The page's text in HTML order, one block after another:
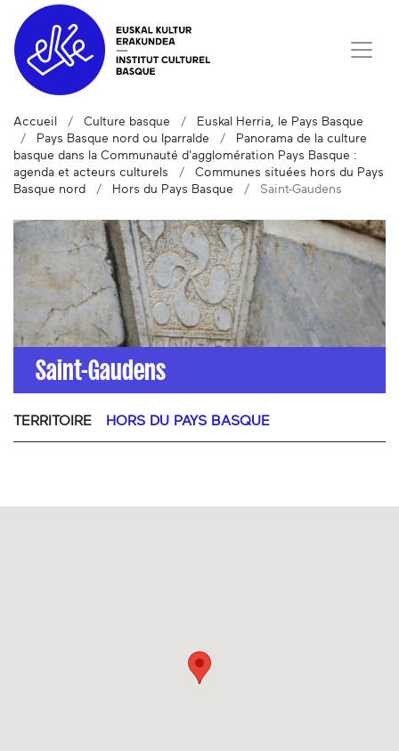
Accueil Culture basque
Euskal Herria, le Pays Basque
Pays Basque nord ou Iparralde
Panorama de la culture
basque dans la Communauté d'agglomération Pays Basque :
agenda et acteurs culturels
Communes situées hors du Pays
Basque nord
Hors du Pays Basque Saint-Gaudens
Saint-Gaudens
TERRITOIRE HORS DU PAYS BASQUE